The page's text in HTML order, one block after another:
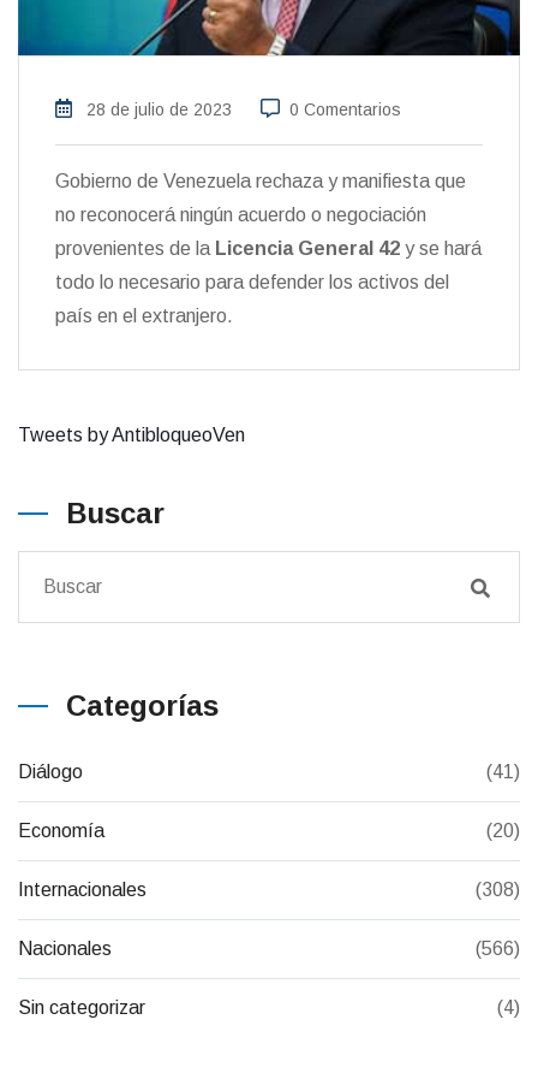
28 de julio de 2023 0 Comentarios
Gobierno de Venezuela rechaza y manifiesta que
no reconocerá ningún acuerdo o negociación
provenientes de la Licencia General 42 y se hará
todo lo necesario para defender los activos del
país en el extranjero.
Tweets by AntibloqueoVen
Buscar
Categorías
Diálogo (41)
Economía (20)
Internacionales (308)
Nacionales (566)
Sin categorizar (4)